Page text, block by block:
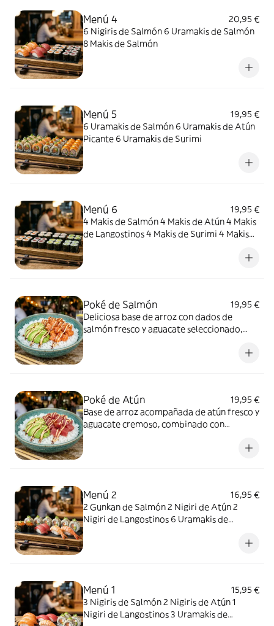
Menú 4
20,95 €
6 Nigiris de Salmón 6 Uramakis de Salmón
8 Makis de Salmón
Menú 5
19,95 €
6 Uramakis de Salmón 6 Uramakis de Atún
Picante 6 Uramakis de Surimi
Menú 6
19,95 €
4 Makis de Salmón 4 Makis de Atún 4 Makis
de Langostinos 4 Makis de Surimi 4 Makis
Poké de Salmón
19,95 €
Deliciosa base de arroz con dados de
salmón fresco y aguacate seleccionado,
realzan cada bocado. Fresco, saludable y
Poké de Atún
19,95 €
Base de arroz acompañada de atún fresco y
aguacate cremoso, combinado con
sabor equilibrado y lleno de frescura. Una
Menú 2
16,95 €
2 Gunkan de Salmón 2 Nigiri de Atún 2
Nigiri de Langostinos 6 Uramakis de
Menú 1
15,95 €
3 Nigiris de Salmón 2 Nigiris de Atún 1
Nigiri de Langostinos 3 Uramakis de